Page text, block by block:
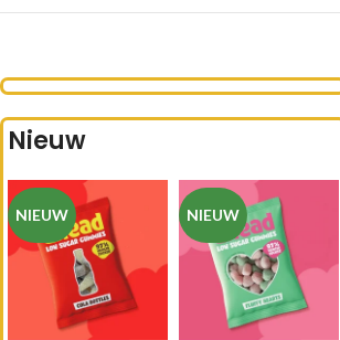
Nieuw
NIEUW NIEUW